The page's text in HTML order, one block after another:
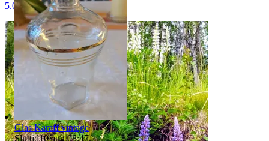
5.0
Glas Karaff vintage
Sluttid10 aug 08:47.